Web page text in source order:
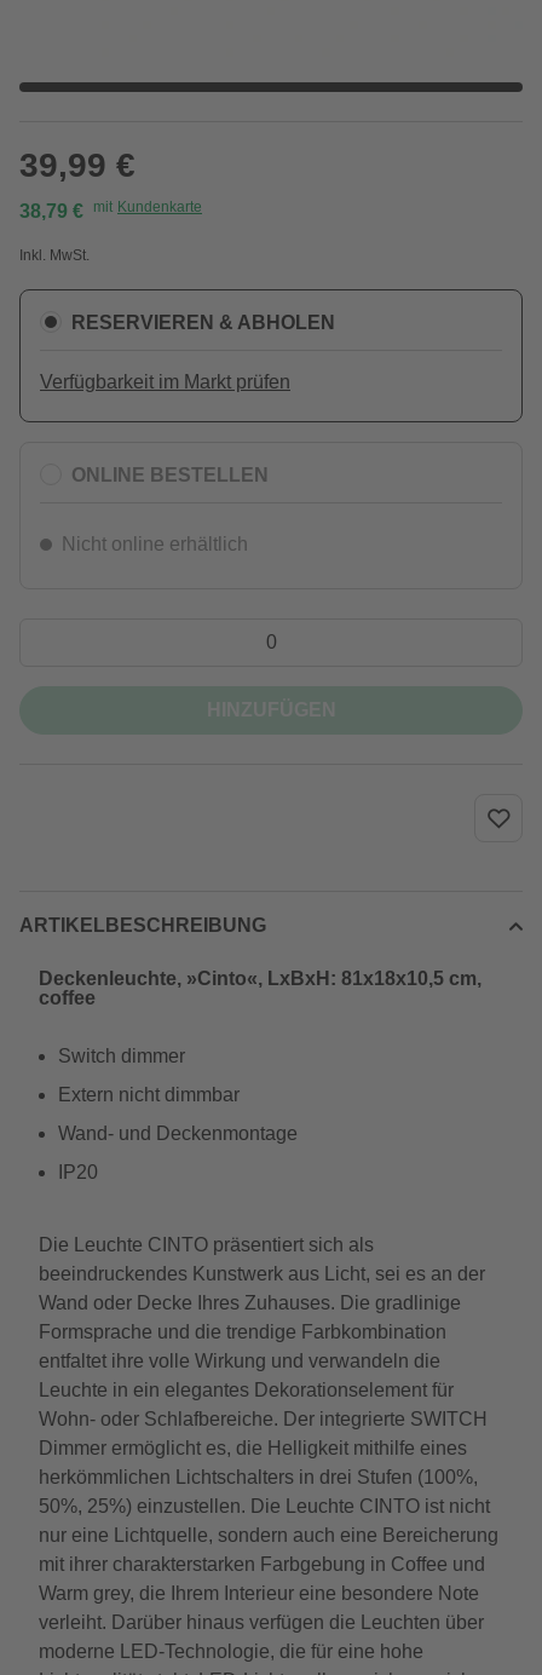
39,99 €
38,79 € mit Kundenkarte
Inkl. MwSt.
RESERVIEREN & ABHOLEN
Verfügbarkeit im Markt prüfen
ONLINE BESTELLEN
Nicht online erhältlich
ARTIKELBESCHREIBUNG
Deckenleuchte, »Cinto«, LxBxH: 81x18x10,5 cm,
coffee
Switch dimmer
Extern nicht dimmbar
Wand- und Deckenmontage
IP20
Die Leuchte CINTO präsentiert sich als
beeindruckendes Kunstwerk aus Licht, sei es an der
Wand oder Decke Ihres Zuhauses. Die gradlinige
Formsprache und die trendige Farbkombination
entfaltet ihre volle Wirkung und verwandeln die
Leuchte in ein elegantes Dekorationselement für
Wohn- oder Schlafbereiche. Der integrierte SWITCH
Dimmer ermöglicht es, die Helligkeit mithilfe eines
herkömmlichen Lichtschalters in drei Stufen (100%,
50%, 25%) einzustellen. Die Leuchte CINTO ist nicht
nur eine Lichtquelle, sondern auch eine Bereicherung
mit ihrer charakterstarken Farbgebung in Coffee und
Warm grey, die Ihrem Interieur eine besondere Note
verleiht. Darüber hinaus verfügen die Leuchten über
moderne LED-Technologie, die für eine hohe